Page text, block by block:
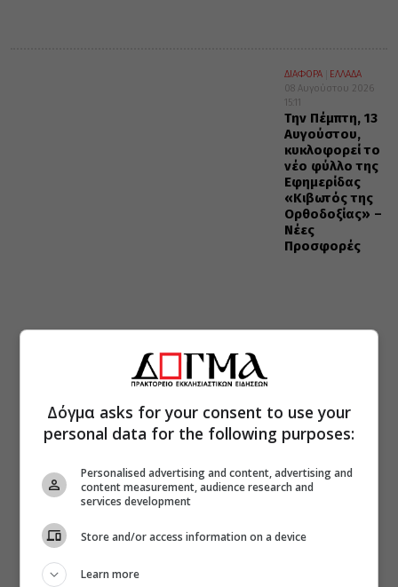
ΔΙΑΦΟΡΑ
ΕΛΛΑΔΑ
08 Αυγούστου 2026
15:11
Την Πέμπτη, 13
Αυγούστου,
κυκλοφορεί το
νέο φύλλο της
Εφημερίδας
«Κιβωτός της
Ορθοδοξίας» –
Νέες
Προσφορές
Δόγμα asks for your consent to use your
personal data for the following purposes:
Personalised advertising and content, advertising and
content measurement, audience research and
services development
Store and/or access information on a device
Learn more